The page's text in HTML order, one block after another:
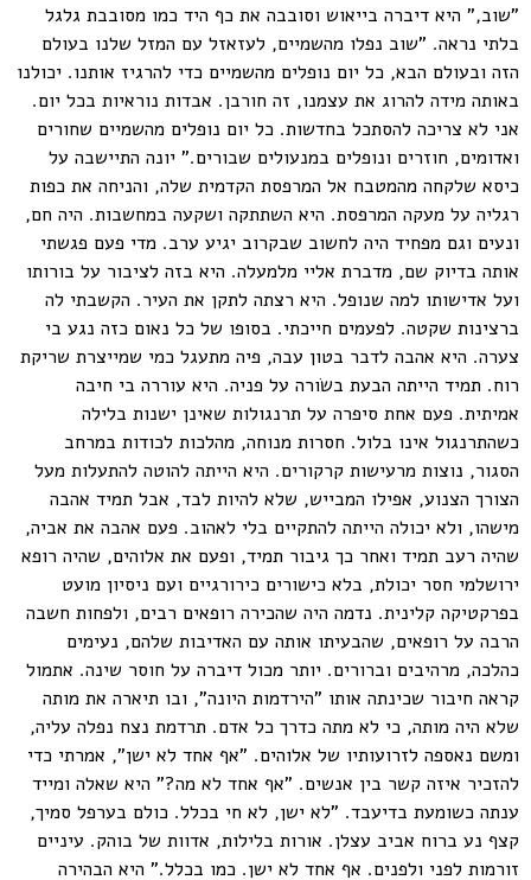
"שוב," היא דיברה בייאוש וסובבה את כף היד כמו מסובבת גלגל
בלתי נראה. "שוב נפלו מהשמיים, לעזאזל עם המזל שלנו בעולם
הזה ובעולם הבא, כל יום נופלים מהשמיים כדי להרגיז אותנו. יכולנו
באותה מידה להרוג את עצמנו, זה חורבן. אבדות נוראיות בכל יום.
אני לא צריכה להסתכל בחדשות. כל יום נופלים מהשמיים שחורים
ואדומים, חוזרים ונופלים במנעולים שבורים." יונה התיישבה על
כיסא שלקחה מהמטבח אל המרפסת הקדמית שלה, והניחה את כפות
רגליה על מעקה המרפסת. היא השתתקה ושקעה במחשבות. היה חם,
ונעים וגם מפחיד היה לחשוב שבקרוב יגיע ערב. מדי פעם פגשתי
אותה בדיוק שם, מדברת אליי מלמעלה. היא בזה לציבור על בורותו
ועל אדישותו למה שנופל. היא רצתה לתקן את העיר. הקשבתי לה
ברצינות שקטה. לפעמים חייכתי. בסופו של כל נאום כזה נגע בי
צערה. היא אהבה לדבר בטון עבה, פיה מתעגל כמי שמייצרת שריקת
רוח. תמיד הייתה הבעת בשׂורה על פניה. היא עוררה בי חיבה
אמיתית. פעם אחת סיפרה על תרנגולות שאינן ישנות בלילה
כשהתרנגול אינו בלול. חסרות מנוחה, מהלכות לכודות במרחב
הסגור, נוצות מרעישות קרקורים. היא הייתה להוטה להתעלות מעל
הצורך הצנוע, אפילו המבייש, שלא להיות לבד, אבל תמיד אהבה
מישהו, ולא יכולה הייתה להתקיים בלי לאהוב. פעם אהבה את אביה,
שהיה רעב תמיד ואחר כך גיבור תמיד, ופעם את אלוהים, שהיה רופא
ירושלמי חסר יכולת, בלא כישורים כירורגיים ועם ניסיון מועט
בפרקטיקה קלינית. נדמה היה שהכירה רופאים רבים, ולפחות חשבה
הרבה על רופאים, שהבעיתו אותה עם האדיבות שלהם, נעימים
כהלכה, מרהיבים וברורים. יותר מכול דיברה על חוסר שינה. אתמול
קראה חיבור שכינתה אותו "הירדמות היונה", ובו תיארה את מותה
שלא היה מותה, כי לא מתה כדרך כל אדם. תרדמת נצח נפלה עליה,
ומשם נאספה לזרועותיו של אלוהים. "אף אחד לא ישן", אמרתי כדי
להזכיר איזה קשר בין אנשים. "אף אחד לא מה?" היא שאלה ומייד
ענתה כשומעת בדיעבד. "לא ישן, לא חי בכלל. כולם בערפל סמיך,
קצף נע ברוח אביב עצלן. אורות בלילות, אדוות של בוהק. עיניים
זורמות לפני ולפנים. אף אחד לא ישן. כמו בכלל." היא הבהירה